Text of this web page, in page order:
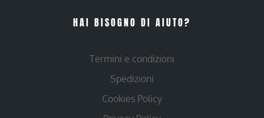
HAI BISOGNO DI AIUTO?
Termini e condizioni
Spedizioni
Cookies Policy